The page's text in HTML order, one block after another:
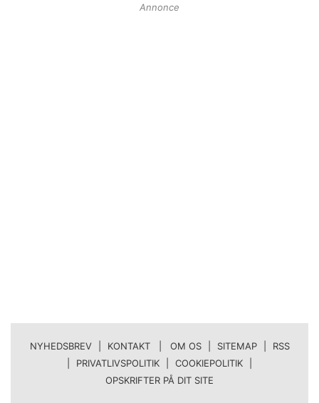
Annonce
NYHEDSBREV KONTAKT | OM OS SITEMAP
RSS
PRIVATLIVSPOLITIK COOKIEPOLITIK
OPSKRIFTER PÅ DIT SITE